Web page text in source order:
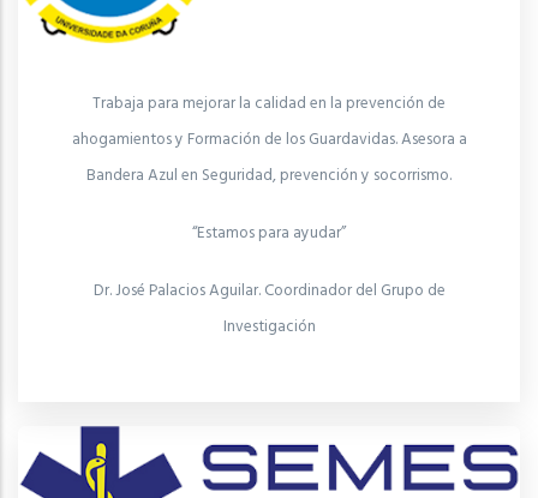
Trabaja para mejorar la calidad en la prevención de
ahogamientos y Formación de los Guardavidas. Asesora a
Bandera Azul en Seguridad, prevención y socorrismo.
“Estamos para ayudar”
Dr. José Palacios Aguilar. Coordinador del Grupo de
Investigación